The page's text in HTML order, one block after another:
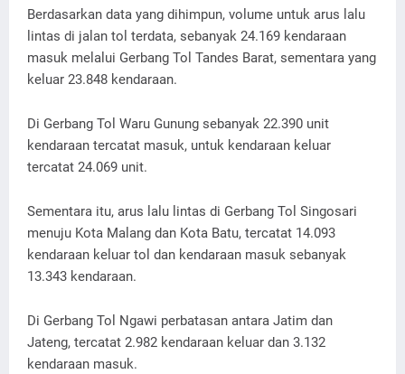
Berdasarkan data yang dihimpun, volume untuk arus lalu
lintas di jalan tol terdata, sebanyak 24.169 kendaraan
masuk melalui Gerbang Tol Tandes Barat, sementara yang
keluar 23.848 kendaraan.
Di Gerbang Tol Waru Gunung sebanyak 22.390 unit
kendaraan tercatat masuk, untuk kendaraan keluar
tercatat 24.069 unit.
Sementara itu, arus lalu lintas di Gerbang Tol Singosari
menuju Kota Malang dan Kota Batu, tercatat 14.093
kendaraan keluar tol dan kendaraan masuk sebanyak
13.343 kendaraan.
Di Gerbang Tol Ngawi perbatasan antara Jatim dan
Jateng, tercatat 2.982 kendaraan keluar dan 3.132
kendaraan masuk.